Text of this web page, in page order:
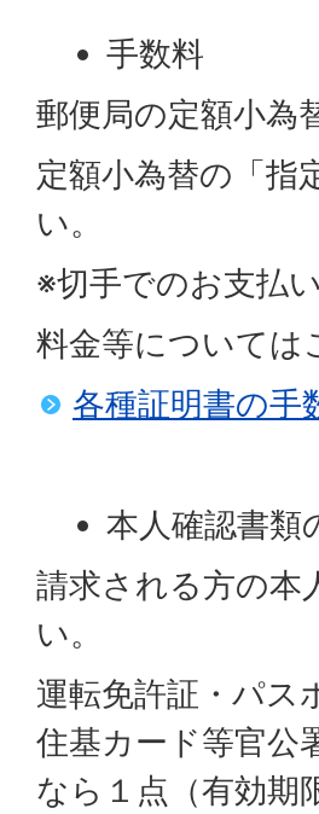
手数料
郵便局の定額小為
定額小為替の「指
い。
※切手でのお支払
料金等については
各種証明書の手
本人確認書類
請求される方の本
い。
運転免許証・パス
住基カード等官公
なら１点（有効期